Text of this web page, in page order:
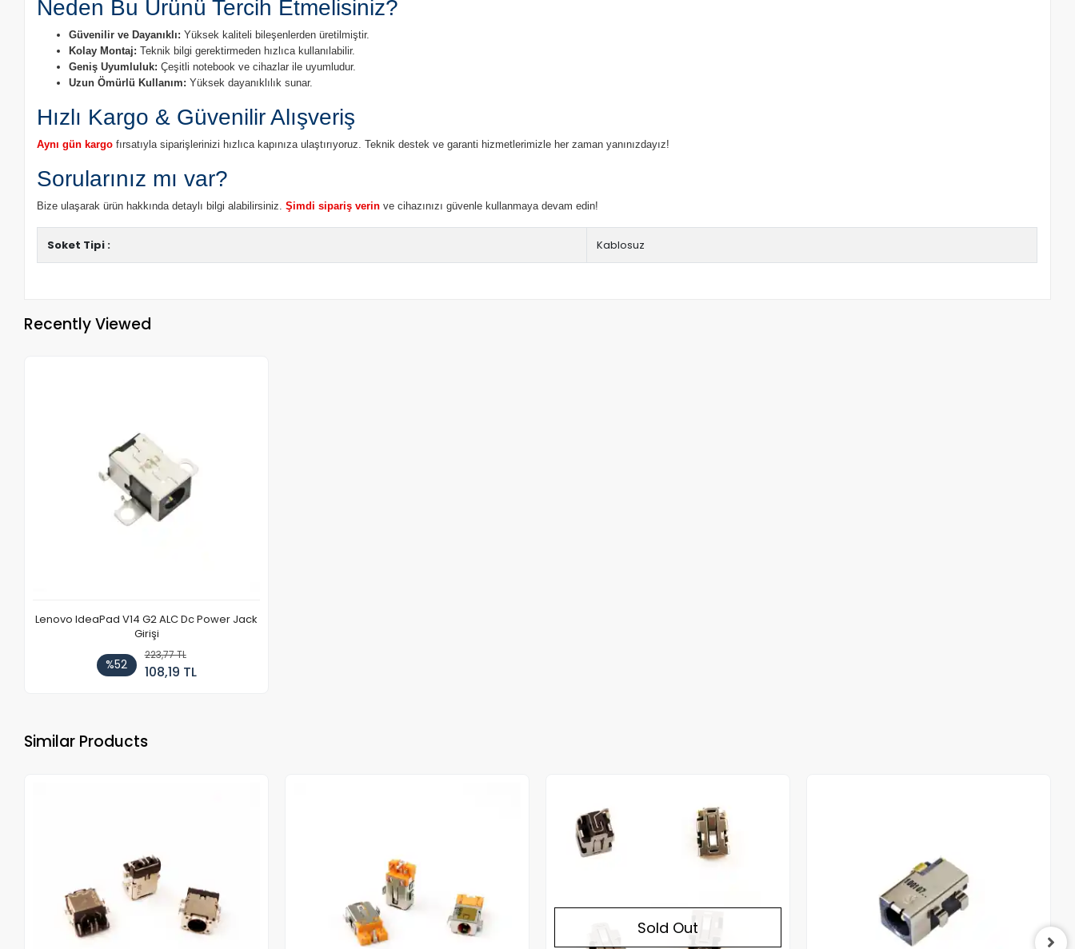
Neden Bu Ürünü Tercih Etmelisiniz?
Güvenilir ve Dayanıklı: Yüksek kaliteli bileşenlerden üretilmiştir.
Kolay Montaj: Teknik bilgi gerektirmeden hızlıca kullanılabilir.
Geniş Uyumluluk: Çeşitli notebook ve cihazlar ile uyumludur.
Uzun Ömürlü Kullanım: Yüksek dayanıklılık sunar.
Hızlı Kargo & Güvenilir Alışveriş
Aynı gün kargo fırsatıyla siparişlerinizi hızlıca kapınıza ulaştırıyoruz. Teknik destek ve garanti hizmetlerimizle her zaman yanınızdayız!
Sorularınız mı var?
Bize ulaşarak ürün hakkında detaylı bilgi alabilirsiniz.Şimdi sipariş verin ve cihazınızı güvenle kullanmaya devam edin!
Soket Tipi : Kablosuz
Recently Viewed
Lenovo IdeaPad V14 G2 ALC Dc Power Jack
Girişi
%52
223,77 TL
108,19 TL
Similar Products
Sold Out